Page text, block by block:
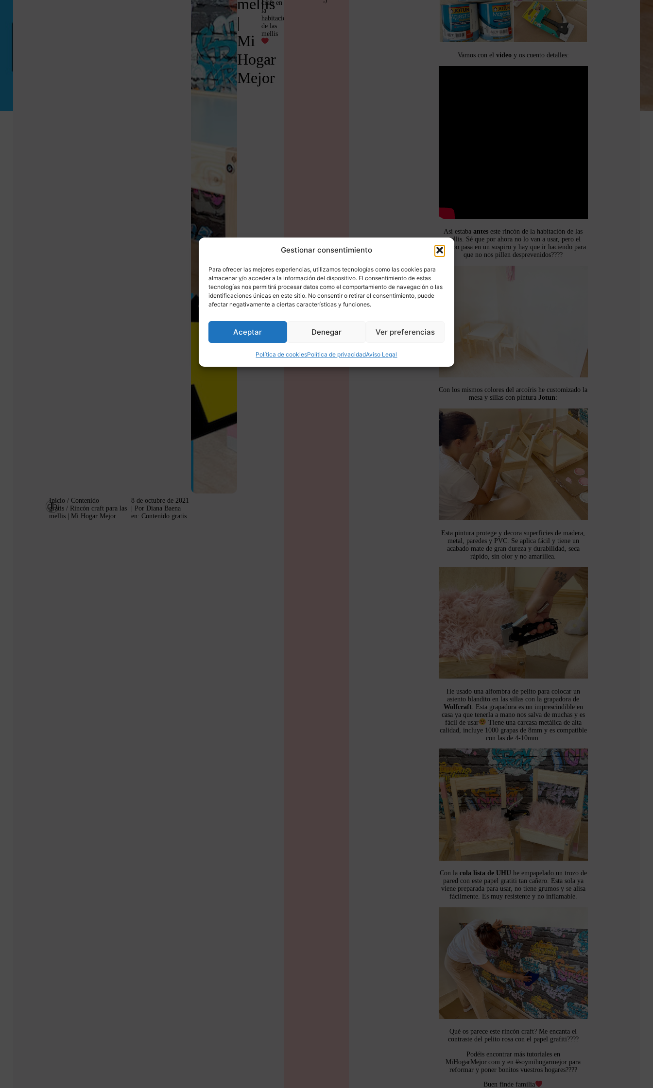
Gestionar consentimiento
Para ofrecer las mejores experiencias, utilizamos tecnologías como las cookies para
almacenar y/o acceder a la información del dispositivo. El consentimiento de estas
tecnologías nos permitirá procesar datos como el comportamiento de navegación o las
identificaciones únicas en este sitio. No consentir o retirar el consentimiento, puede
afectar negativamente a ciertas características y funciones.
Aceptar Denegar Ver preferencias
Política de cookiesPolítica de privacidadAviso Legal
Inicio /Contenido
gratis / Rincón craft para las
mellis | Mi Hogar Mejor
8 de octubre de 2021
| Por Diana Baena
en: Contenido gratis
mellis
|
Mi
Hogar
Mejor
craft en
la
habitación
de las
mellis
Vamos con el videoy os cuento detalles:
Así estabaantes este rincón de la habitación de las
mellis. Sé que por ahora no lo van a usar, pero el
tiempo pasa en un suspiro y hay que ir haciendo para
que no nos pillen desprevenidos????
Con los mismos colores del arcoíris he customizado la
mesa y sillas con pinturaJotun:
Esta pintura protege y decora superficies de madera,
metal, paredes y PVC. Se aplica fácil y tiene un
acabado mate de gran dureza y durabilidad, seca
rápido, sin olor y no amarillea.
He usado una alfombra de pelito para colocar un
asiento blandito en las sillas con la grapadora de
Wolfcraft . Esta grapadora es un imprescindible en
casa ya que tenerla a mano nos salva de muchas y es
fácil de usar
Tiene una carcasa metálica de alta
calidad, incluye 1000 grapas de 8mm y es compatible
con las de 4-10mm.
Con la cola lista de UHUhe empapelado un trozo de
pared con este papel gratiti tan cañero. Esta sola ya
viene preparada para usar, no tiene grumos y se alisa
fácilmente. Es muy resistente y no inflamable.
Qué os parece este rincón craft? Me encanta el
contraste del pelito rosa con el papel grafiti????
Podéis encontrar más tutoriales en
MiHogarMejor.com y en #soymihogarmejor para
reformar y poner bonitos vuestros hogares????
Buen finde familia